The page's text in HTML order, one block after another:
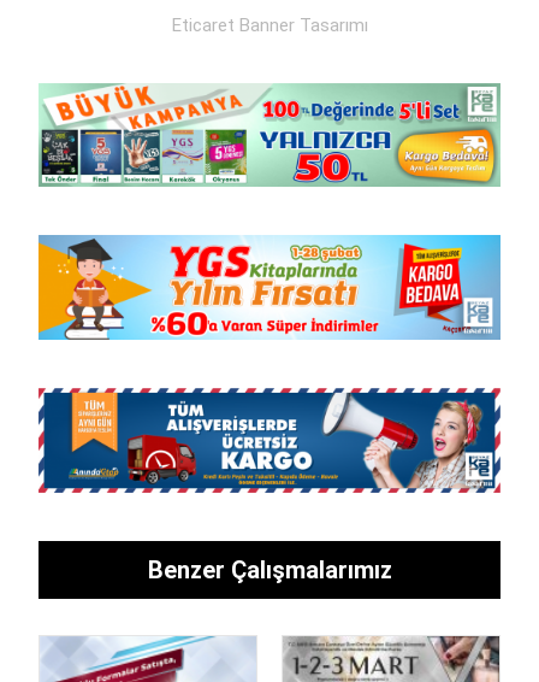
Eticaret Banner Tasarımı
Benzer Çalışmalarımız